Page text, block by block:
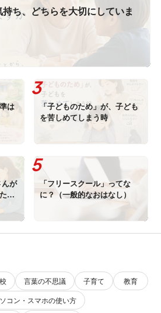
ち、どちらを大切にしていま
は
「子どものため」が、子ども
を苦しめてしまう時
が
と
「フリースクール」ってな
に？（一般的なおはなし）
言葉の不思議 子育て
教育
コン・スマホの使い方